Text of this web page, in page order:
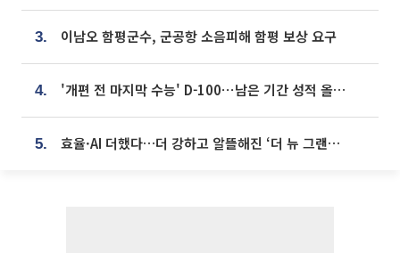
3. 이남오 함평군수, 군공항 소음피해 함평 보상 요구
4. '개편 전 마지막 수능' D-100⋯남은 기간 성적 올릴 전략은
5. 효율·AI 더했다…더 강하고 알뜰해진 ‘더 뉴 그랜저 하이브리드’ [ET의 모빌리티]